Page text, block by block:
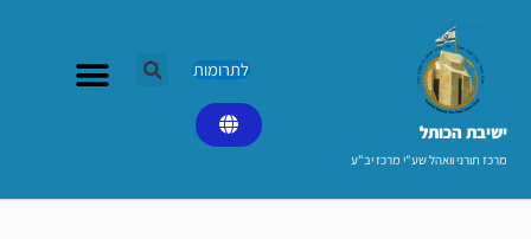
ישיבת הכותל​
מרכז תורני וואהל שע"י מרכז יב"ע
לתרומות